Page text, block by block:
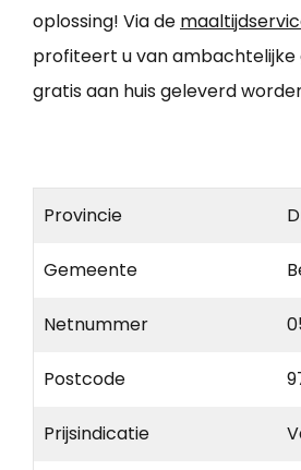
oplossing! Via de
profiteert u van ambachtelijke
gratis aan huis geleverd
Provincie
Gemeente
Netnummer
Postcode
Prijsindicatie